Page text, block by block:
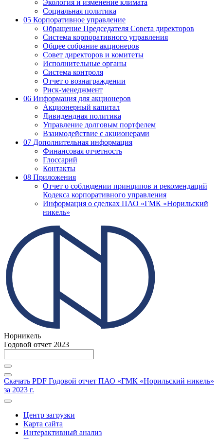
Экология и изменение климата
Социальная политика
05 Корпоративное управление
Обращение Председателя Совета директоров
Система корпоративного управления
Общее собрание акционеров
Совет директоров и комитеты
Исполнительные органы
Система контроля
Отчет о вознаграждении
Риск-менеджмент
06 Информация для акционеров
Акционерный капитал
Дивидендная политика
Управление долговым портфелем
Взаимодействие с акционерами
07 Дополнительная информация
Финансовая отчетность
Глоссарий
Контакты
08 Приложения
Отчет о соблюдении принципов и рекомендаций
Кодекса корпоративного управления
Информация о сделках ПАО «ГМК «Норильский
никель»
Норникель
Годовой отчет 2023
Скачать PDF Годовой отчет ПАО «ГМК «Норильский никель»
за 2023 г.
Центр загрузки
Карта сайта
Интерактивный анализ